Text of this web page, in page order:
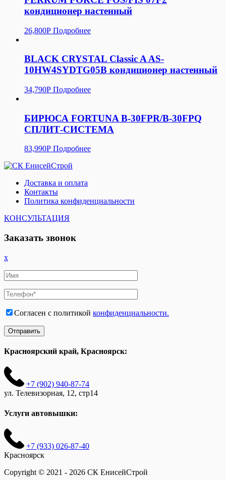
кондиционер настенный
26,800Р Подробнее
BLACK CRYSTAL Classic A AS-
10HW4SYDTG05В кондиционер настенный
34,790Р Подробнее
БИРЮСА FORTUNA B-30FPR/B-30FPQ
СПЛИТ-СИСТЕМА
83,990Р Подробнее
Доставка и оплата
Контакты
Политика конфиденциальности
КОНСУЛЬТАЦИЯ
Заказать звонок
x
Согласен с политикой конфиденциальности.
Красноярский край, Красноярск:
+7 (902) 940-87-74
ул. Телевизорная, 12, стр14
Услуги автовышки:
+7 (933) 026-87-40
Красноярск
Copyright © 2021 - 2026 СК ЕнисейСтрой